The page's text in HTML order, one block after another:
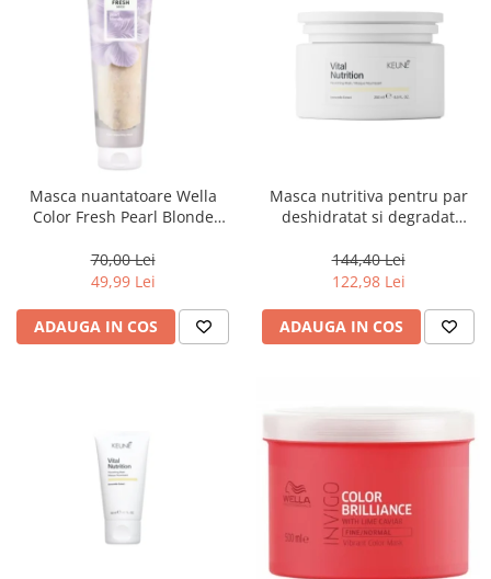
Masca nuantatoare Wella
Color Fresh Pearl Blonde
70,00 Lei
49,99 Lei
ADAUGA IN COS
Masca nutritiva pentru par
deshidratat si degradat
Mask, 250 ml
144,40 Lei
122,98 Lei
ADAUGA IN COS